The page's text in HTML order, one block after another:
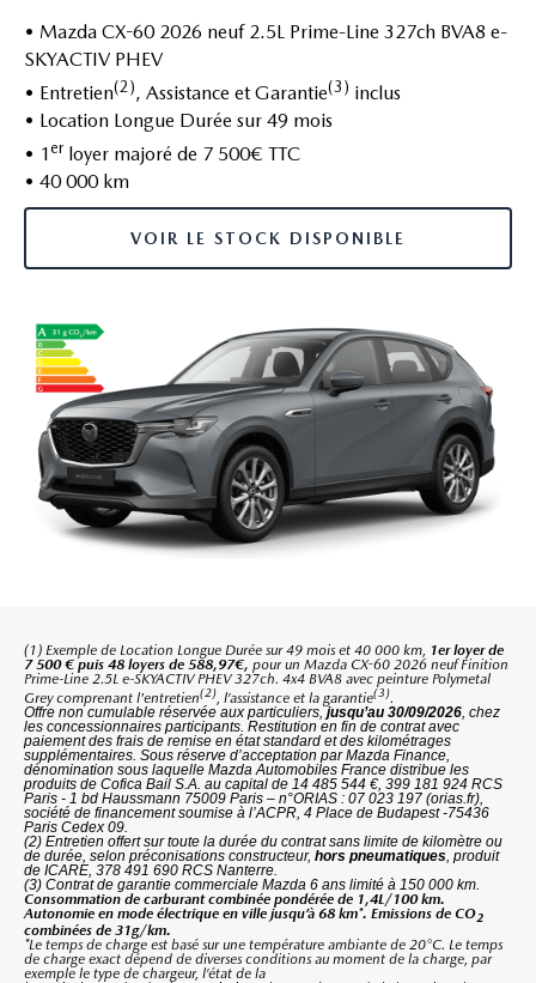
• Mazda CX-60 2026 neuf 2.5L Prime-Line 327ch BVA8 e-
SKYACTIV PHEV
• Entretien(2), Assistance et Garantie(3) inclus
• Location Longue Durée sur 49 mois
• 1er loyer majoré de 7 500€ TTC
• 40 000 km
VOIR LE STOCK DISPONIBLE
(1) Exemple de Location Longue Durée sur 49 mois et 40 000 km, 1er loyer de
7 500 € puis 48 loyers de 588,97€, pour un Mazda CX-60 2026 neuf Finition
Prime-Line 2.5L e-SKYACTIV PHEV 327ch. 4x4 BVA8 avec peinture Polymetal
Grey comprenant l'entretien(2) , l’assistance et la garantie(3).
Offre non cumulable réservée aux particuliers,jusqu’au 30/09/2026 , chez
les concessionnaires participants. Restitution en fin de contrat avec
paiement des frais de remise en état standard et des kilométrages
supplémentaires. Sous réserve d’acceptation par Mazda Finance,
dénomination sous laquelle Mazda Automobiles France distribue les
produits de Cofica Bail S.A. au capital de 14 485 544 €, 399 181 924 RCS
Paris - 1 bd Haussmann 75009 Paris – n°ORIAS : 07 023 197 (orias.fr),
société de financement soumise à l’ACPR, 4 Place de Budapest -75436
Paris Cedex 09.
(2) Entretien offert sur toute la durée du contrat sans limite de kilomètre ou
de durée, selon préconisations constructeur, hors pneumatiques , produit
de ICARE, 378 491 690 RCS Nanterre.
(3) Contrat de garantie commerciale Mazda 6 ans limité à 150 000 km.
Consommation de carburant combinée pondérée de 1,4L/100 km.
Autonomie en mode électrique en ville jusqu’à 68 km*. Emissions de CO2
combinées de 31g/km.
*Le temps de charge est basé sur une température ambiante de 20°C. Le temps
de charge exact dépend de diverses conditions au moment de la charge, par
exemple le type de chargeur, l’état de la